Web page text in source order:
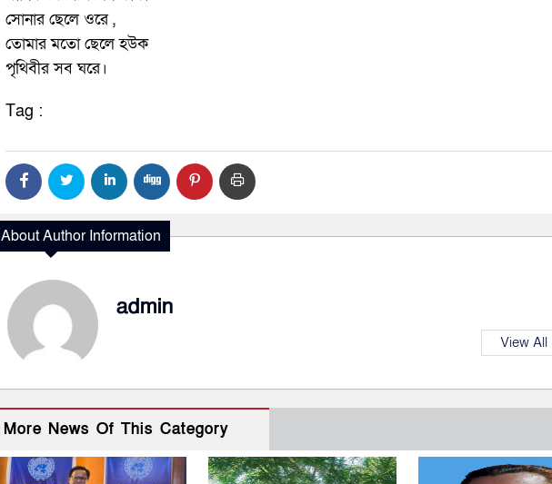
সোনার ছেলে ওরে ,
তোমার মতো ছেলে হউক
পৃথিবীর সব ঘরে।
Tag :
About Author Information
admin
View All
More News Of This Category